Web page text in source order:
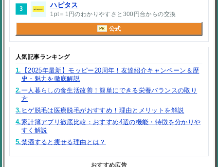
3
ハピタス
1pt＝1円のわかりやすさと300円台からの交換
PR 公式
人気記事ランキング
1.
【2025年最新】モッピー20周年！友達紹介キャンペーン＆歴
史・魅力を徹底解説
2.一人暮らしの食生活改善！簡単にできる栄養バランスの取り
方
3. ヒゲ脱毛は医療脱毛がおすすめ！理由とメリットを解説
4.家計簿アプリ徹底比較：おすすめ4選の機能・特徴を分かりや
すく解説
5.禁酒すると痩せる理由とは？
おすすめ広告